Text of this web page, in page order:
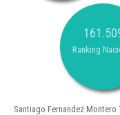
Ranking
Santiago Fernandez